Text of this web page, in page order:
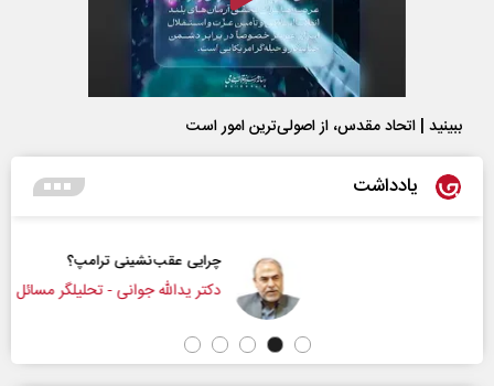
ببینید | اتحاد مقدس، از اصولی‌ترین امور است
یادداشت
چرایی عقب‌نشینی ترامپ؟
دکتر یدالله جوانی - تحلیلگر مسائل سیاسی